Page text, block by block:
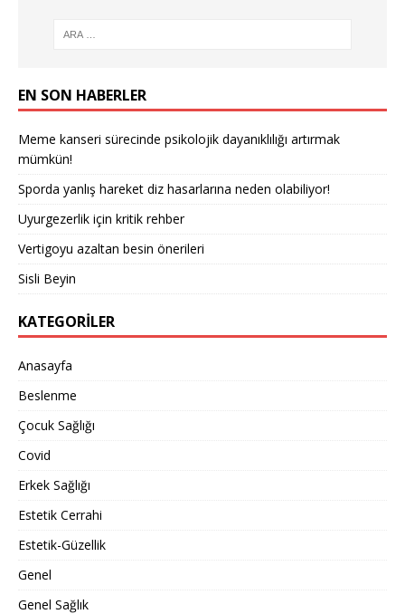
EN SON HABERLER
Meme kanseri sürecinde psikolojik dayanıklılığı artırmak
mümkün!
Sporda yanlış hareket diz hasarlarına neden olabiliyor!
Uyurgezerlik için kritik rehber
Vertigoyu azaltan besin önerileri
Sisli Beyin
KATEGORILER
Anasayfa
Beslenme
Çocuk Sağlığı
Covid
Erkek Sağlığı
Estetik Cerrahi
Estetik-Güzellik
Genel
Genel Sağlık